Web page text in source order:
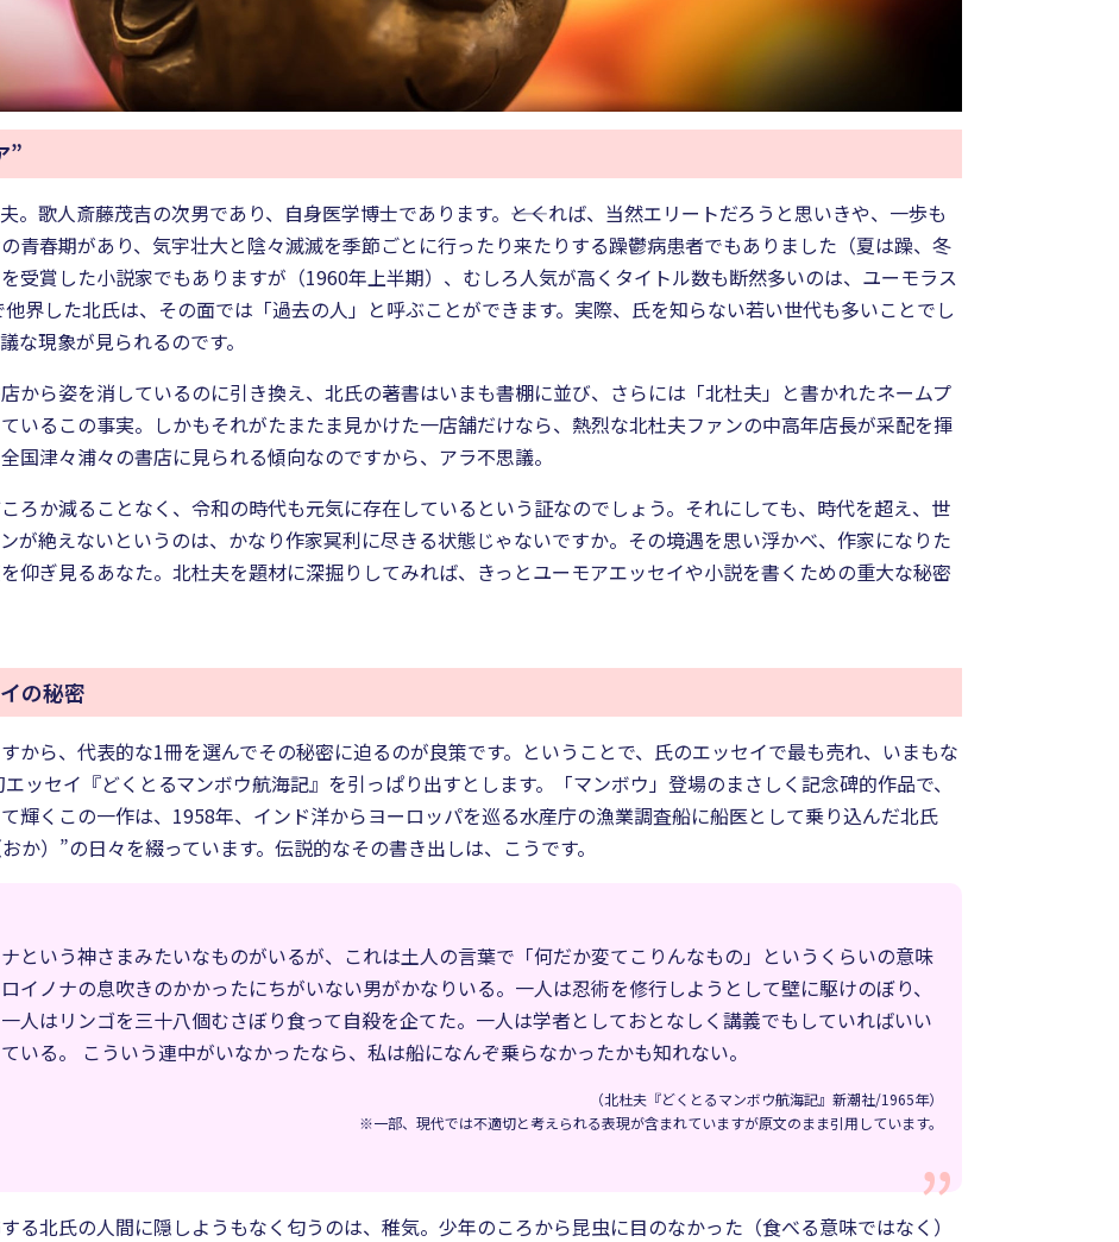
”
。歌人斎藤茂吉の次男であり、自身医学博士であります。――とくれば、当然エリートだろうと思いきや、一歩も
青春期があり、気宇壮大と陰々滅滅を季節ごとに行ったり来たりする躁鬱病患者でもありました（夏は躁、冬
受賞した小説家でもありますが（1960年上半期）、むしろ人気が高くタイトル数も断然多いのは、ユーモラス
界した北氏は、その面では「過去の人」と呼ぶことができます。実際、氏を知らない若い世代も多いことでし
な現象が見られるのです。
から姿を消しているのに引き換え、北氏の著書はいまも書棚に並び、さらには「北杜夫」と書かれたネームプ
いるこの事実。しかもそれがたまたま見かけた一店舗だけなら、熱烈な北杜夫ファンの中高年店長が采配を揮
国津々浦々の書店に見られる傾向なのですから、アラ不思議。
ろか減ることなく、令和の時代も元気に存在しているという証なのでしょう。それにしても、時代を超え、世
が絶えないというのは、かなり作家冥利に尽きる状態じゃないですか。その境遇を思い浮かべ、作家になりた
仰ぎ見るあなた。北杜夫を題材に深掘りしてみれば、きっとユーモアエッセイや小説を書くための重大な秘密
の秘密
から、代表的な1冊を選んでその秘密に迫るのが良策です。ということで、氏のエッセイで最も売れ、いまもな
ッセイ『どくとるマンボウ航海記』を引っぱり出すとします。「マンボウ」登場のまさしく記念碑的作品で、
輝くこの一作は、1958年、インド洋からヨーロッパを巡る水産庁の漁業調査船に船医として乗り込んだ北氏
か）”の日々を綴っています。伝説的なその書き出しは、こうです。
という神さまみたいなものがいるが、これは土人の言葉で「何だか変てこりんなもの」というくらいの意味
イノナの息吹きのかかったにちがいない男がかなりいる。一人は忍術を修行しようとして壁に駆けのぼり、
人はリンゴを三十八個むさぼり食って自殺を企てた。一人は学者としておとなしく講義でもしていればいい
いる。 こういう連中がいなかったなら、私は船になんぞ乗らなかったかも知れない。
（北杜夫『どくとるマンボウ航海記』新潮社/1965年）
※一部、現代では不適切と考えられる表現が含まれていますが原文のまま引用しています。
る北氏の人間に隠しようもなく匂うのは、稚気。少年のころから昆虫に目のなかった（食べる意味ではなく）